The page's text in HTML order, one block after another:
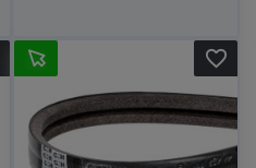
favorite_border